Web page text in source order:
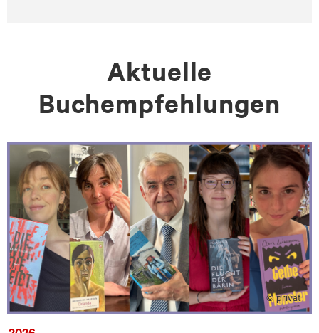
Aktuelle
Buchempfehlungen
© privat